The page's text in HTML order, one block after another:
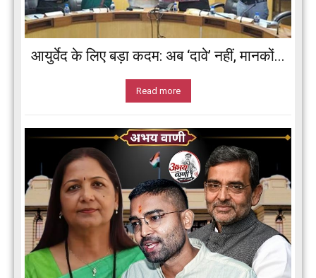
आयुर्वेद के लिए बड़ा कदम: अब ‘दावे’ नहीं, मानकों...
Read more